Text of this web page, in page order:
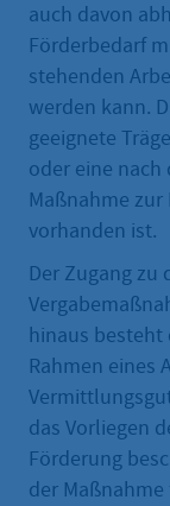
auch davon
Förderbedarf
stehenden
werden kann.
geeignete
oder eine nach
Maßnahme
vorhanden ist.
Der Zugang zu
hinaus besteht
Rahmen eines
das Vorliegen
Förderung
der